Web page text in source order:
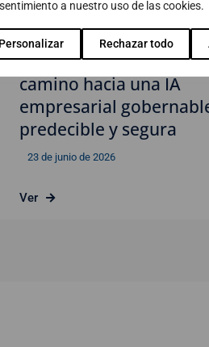
a nuestro uso de las cookies.
Personalizar Rechazar todo
Webinar: AI
camino hacia una IA
empresarial
predecible y segura
23 de junio de 2026
Ver